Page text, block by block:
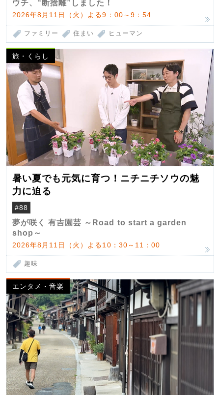
ウチ、“断捨離”しました！
2026年8月11日（火）よる9：00～9：54
ファミリー 住まい ヒューマン
旅・くらし
暑い夏でも元気に育つ！ニチニチソウの魅
力に迫る
#88
夢が咲く 有吉園芸 ～Road to start a garden
shop～
2026年8月11日（火）よる10：30～11：00
趣味
エンタメ・音楽